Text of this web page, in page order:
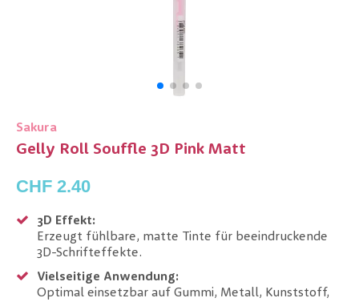
Sakura
Gelly Roll Souffle 3D Pink Matt
CHF 2.40
3D Effekt:
Erzeugt fühlbare, matte Tinte für beeindruckende
3D-Schrifteffekte.
Vielseitige Anwendung:
Optimal einsetzbar auf Gummi, Metall, Kunststoff,